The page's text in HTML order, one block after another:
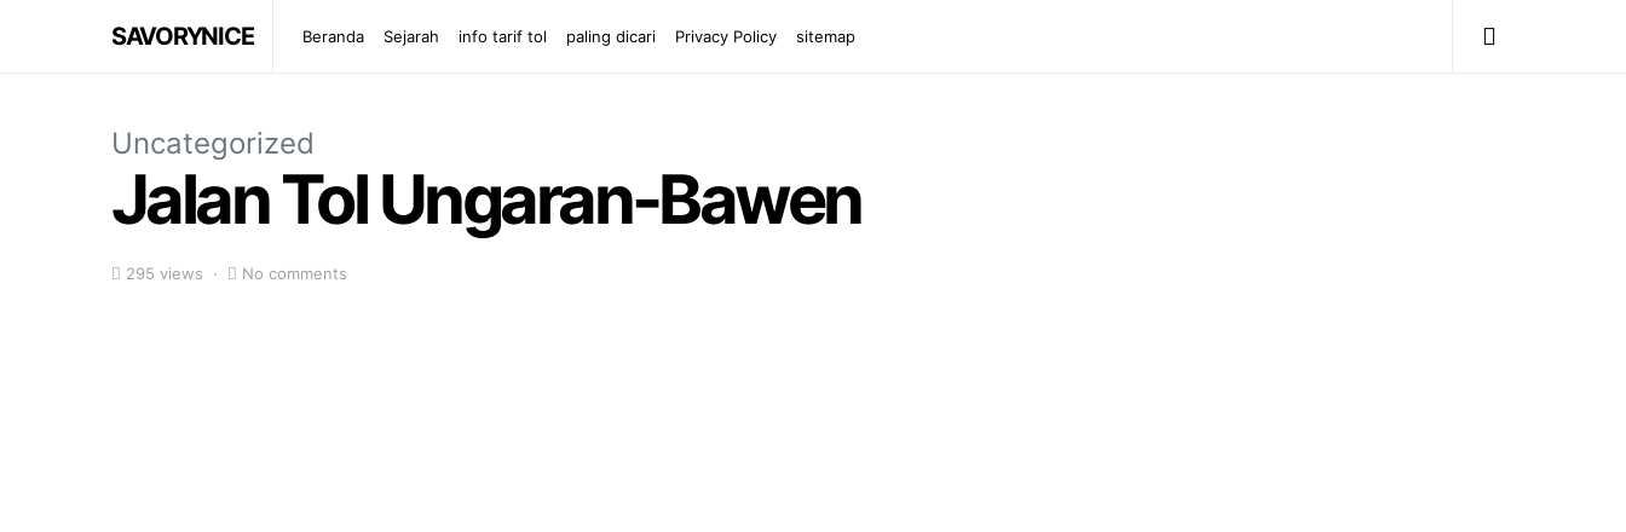
SAVORYNICE Beranda Sejarah info tarif tol paling dicari Privacy Policy sitemap
Uncategorized
Jalan Tol Ungaran-Bawen
295 views No comments